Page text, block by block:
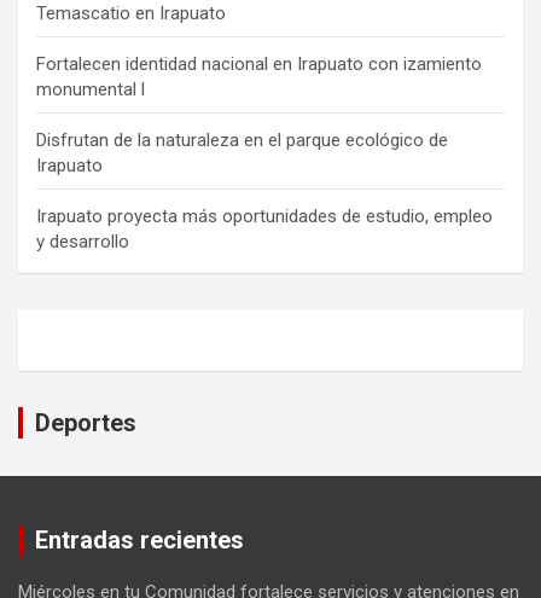
Temascatio en Irapuato
Fortalecen identidad nacional en Irapuato con izamiento
monumental l
Disfrutan de la naturaleza en el parque ecológico de
Irapuato
Irapuato proyecta más oportunidades de estudio, empleo
y desarrollo
Deportes
Entradas recientes
Miércoles en tu Comunidad fortalece servicios y atenciones en